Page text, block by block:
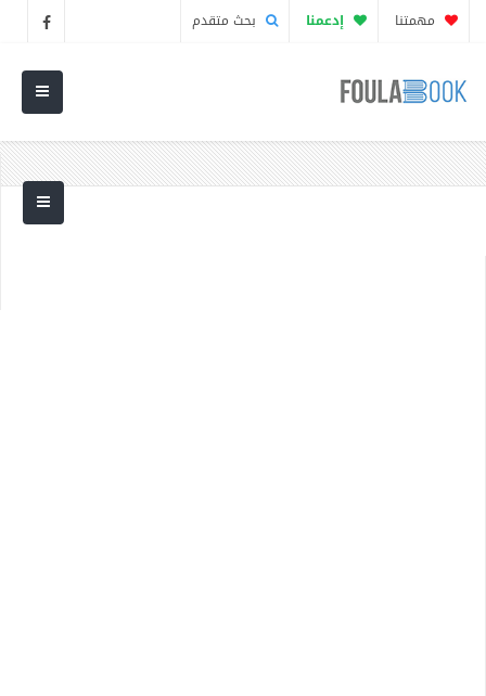
مهمتنا إدعمنا بحث متقدم